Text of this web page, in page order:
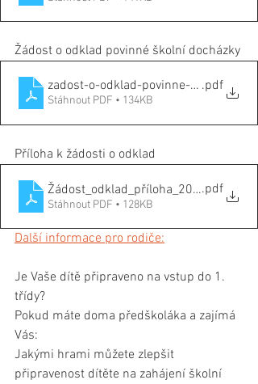
Žádost o odklad povinné školní docházky
zadost-o-odklad-povinne-skolni-
.pdf
Stáhnout PDF • 134KB
Příloha k žádosti o odklad
Žádost_odklad_příloha_2022.pdf
Stáhnout PDF • 128KB
Další informace pro rodiče:
Je Vaše dítě připraveno na vstup do 1.
třídy?
Pokud máte doma předškoláka a zajímá
Vás:
Jakými hrami můžete zlepšit
připravenost dítěte na zahájení školní